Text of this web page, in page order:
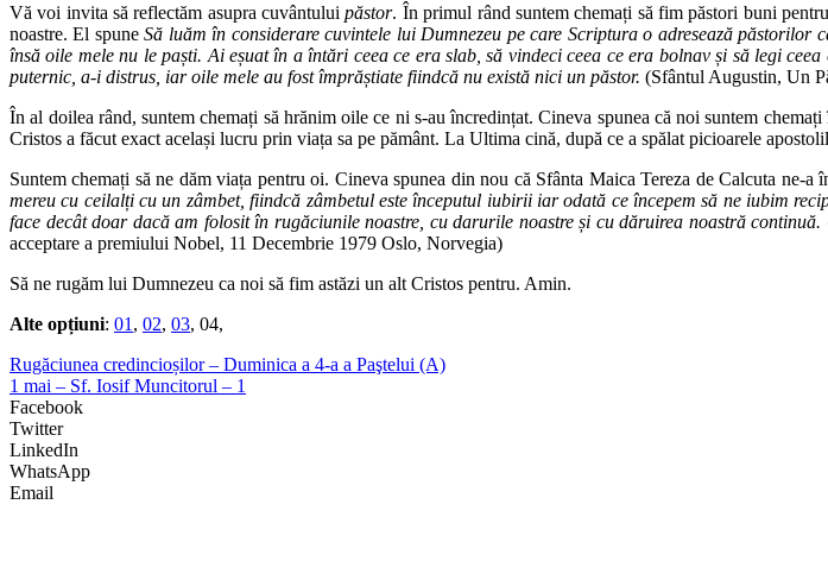
Vă voi invita să reflectăm asupra cuvântuluipăstor. În primul rând suntem chemați să fim păstori buni
noastre. El spuneSă luăm în considerare cuvintele lui Dumnezeu pe care Scriptura o adresează
însă oile mele nu le paști. Ai eșuat în a întări ceea ce era slab, să vindeci ceea ce era bolnav și să legi
puternic, a-i distrus, iar oile mele au fost împrăștiate fiindcă nu există nici un păstor. (Sfântul Augustin, Un
În al doilea rând, suntem chemați să hrănim oile ce ni s-au încredințat. Cineva spunea că noi suntem
Cristos a făcut exact același lucru prin viața sa pe pământ. La Ultima cină, după ce a spălat picioarele
Suntem chemați să ne dăm viața pentru oi. Cineva spunea din nou că Sfânta Maica Tereza de Calcuta
mereu cu ceilalți cu un zâmbet, fiindcă zâmbetul este începutul iubirii iar odată ce începem să ne iubim
face decât doar dacă am folosit în rugăciunile noastre, cu darurile noastre și cu dăruirea noastră
acceptare a premiului Nobel, 11 Decembrie 1979 Oslo, Norvegia)
Să ne rugăm lui Dumnezeu ca noi să fim astăzi un alt Cristos pentru. Amin.
Alte opțiuni: 01 , 02, 03, 04,
Rugăciunea credincioșilor – Duminica a 4-a a Paştelui (A)
1 mai – Sf. Iosif Muncitorul – 1
Facebook
Twitter
LinkedIn
WhatsApp
Email